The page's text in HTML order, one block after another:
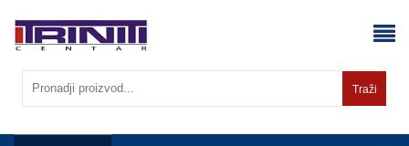
content
Traži